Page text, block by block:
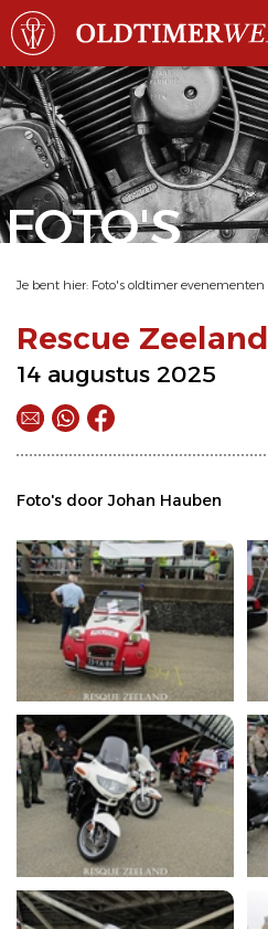
FOTO'S
Je bent hier: Foto's oldtimer evenementen
Rescue Zeeland
14 augustus 2025
Foto's door Johan Hauben